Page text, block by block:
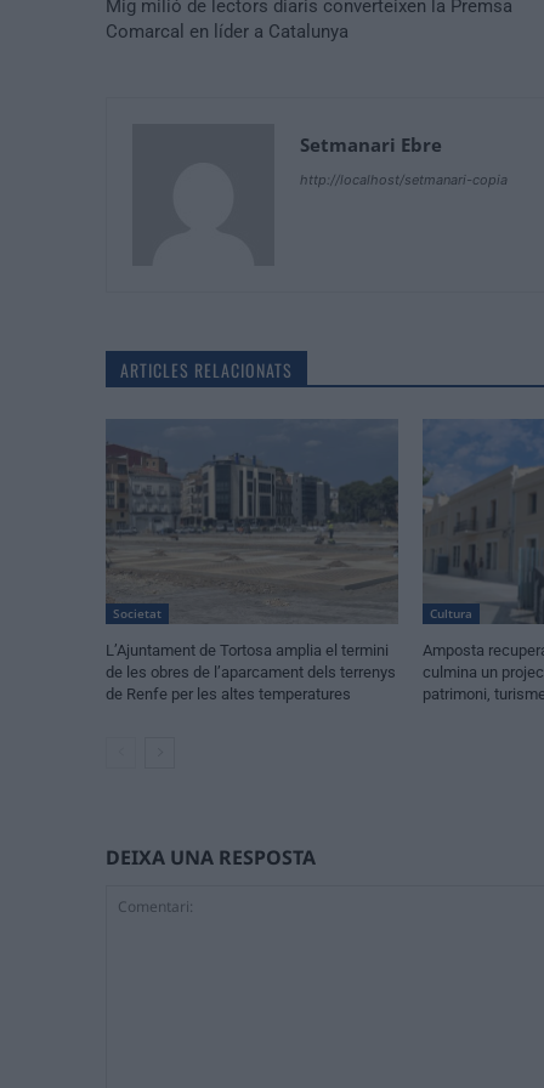
Mig milió de lectors diaris converteixen la Premsa
Comarcal en líder a Catalunya
Setmanari Ebre
http://localhost/setmanari-copia
ARTICLES RELACIONATS
Societat
L’Ajuntament de Tortosa amplia el termini
de les obres de l’aparcament dels terrenys
de Renfe per les altes temperatures
Cultura
Amposta
culmina un
patrimoni,
DEIXA UNA RESPOSTA